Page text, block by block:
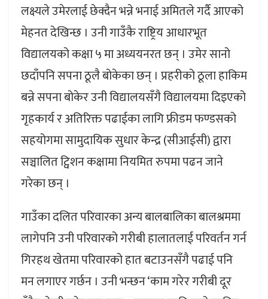
लक्ष्यले उमेरलाई छेक्दैन भन्ने भनाई अमितले गर्दै आएको
मेहनत देखिन्छ । उनी गाउँकै राष्ट्रिय आधारभूत
विद्यालयको कक्षा ५ मा अध्ययनरत छन् । उमेर सानो
छदाँपनि सपना ठूलै बोकेका छन् । प्रहरीको ठूला हाकिम
बन्ने सपना बोकेर उनी विद्यालयसँगै विद्यालयमा दिइएको
गृहकार्य र अतिरिक्त पढाईका लागि फ्रीडम फण्डसको
सहयोगमा सामुदायिक सुधार केन्द्र (सीआईसी) द्वारा
सञ्चालित ट्विशन कक्षामा नियमित रुपमा पढन जाने
गरेका छन् ।
गाउँका दलित परिवारका अन्य बालबालिका बालश्रममा
लागेपनि उनी परिवारको गरीबी हालातलाई परिवर्तन गर्न
गिरहथ खेतमा परिवारको हात बटाउनसँगै पढाई पनि
मन लगाएर गर्छन । उनी भन्छन ‘काम गरेर गरीबी दूर